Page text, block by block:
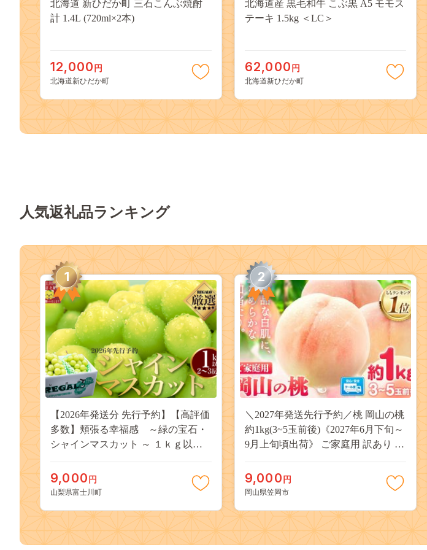
北海道 新ひだか町 三石こんぶ焼酎
計 1.4L (720ml×2本)
12,000 円
北海道新ひだか町
北海道産 黒毛和牛 こぶ黒 A5 モモス
テーキ 1.5kg ＜LC＞
62,000 円
北海道新ひだか町
人気返礼品ランキング
1
【2026年発送分 先行予約】【高評価
多数】頬張る幸福感 ～緑の宝石・
シャインマスカット ～ １ｋｇ以上
物 くだもの シャイン マスカット ぶ
どう ブドウ 葡萄 大粒 種なし 先行予
九千円
9,000 円
山梨県富士川町
2
＼2027年発送先行予約／桃 岡山の桃
約1kg(3~5玉前後)《2027年6月下旬～
9月上旬頃出荷》 ご家庭用 訳あり 白
果物 デザート 旬 モモ もも 先行予約
送料無料 果物 岡山県 笠岡市 清水白
kasaoka_zsy_419_100---
9,000 円
岡山県笠岡市